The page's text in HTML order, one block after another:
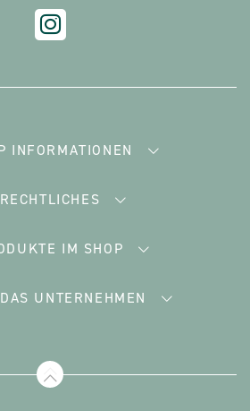
INFORMATIONEN
RECHTLICHES
IM SHOP
UNTERNEHMEN